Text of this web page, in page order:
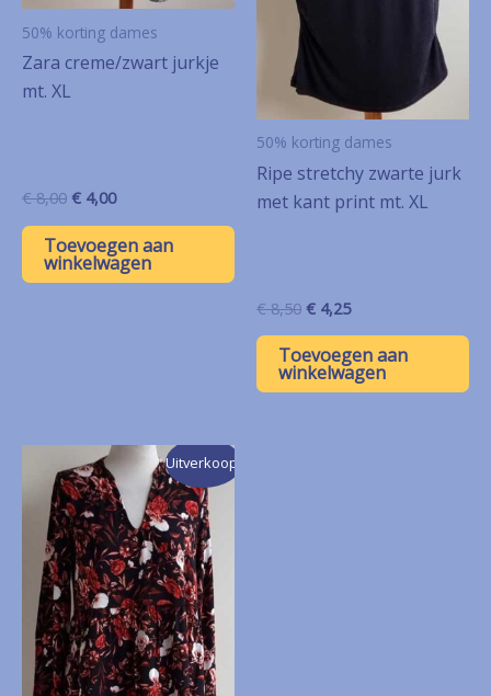
50% korting dames
Zara creme/zwart jurkje
mt. XL
€8,00 Oorspronkelijke
was:
€ 8,00.
€ 4,00Huidige
is:
€ 4,00.
Toevoegen aan
winkelwagen
50% korting dames
Ripe stretchy zwarte jurk
met kant print mt. XL
€8,50 Oorspronkelijke
was:
€ 8,50.
€ 4,25Huidige
is:
€ 4,25.
Toevoegen aan
winkelwagen
Uitverkoop!